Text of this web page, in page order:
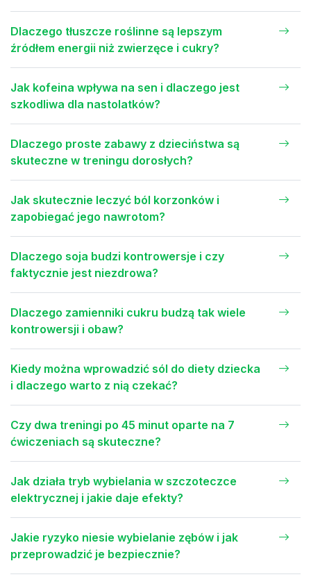
Dlaczego tłuszcze roślinne są lepszym
źródłem energii niż zwierzęce i cukry?
Jak kofeina wpływa na sen i dlaczego jest
szkodliwa dla nastolatków?
Dlaczego proste zabawy z dzieciństwa są
skuteczne w treningu dorosłych?
Jak skutecznie leczyć ból korzonków i
zapobiegać jego nawrotom?
Dlaczego soja budzi kontrowersje i czy
faktycznie jest niezdrowa?
Dlaczego zamienniki cukru budzą tak wiele
kontrowersji i obaw?
Kiedy można wprowadzić sól do diety dziecka
i dlaczego warto z nią czekać?
Czy dwa treningi po 45 minut oparte na 7
ćwiczeniach są skuteczne?
Jak działa tryb wybielania w szczoteczce
elektrycznej i jakie daje efekty?
Jakie ryzyko niesie wybielanie zębów i jak
przeprowadzić je bezpiecznie?